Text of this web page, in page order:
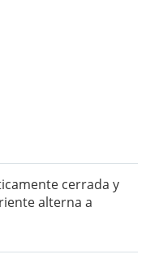
cerrada y
alterna a